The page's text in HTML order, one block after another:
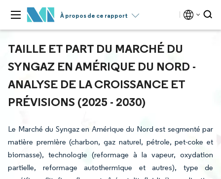
À propos de ce rapport
TAILLE ET PART DU MARCHÉ DU
SYNGAZ EN AMÉRIQUE DU NORD -
ANALYSE DE LA CROISSANCE ET
PRÉVISIONS (2025 - 2030)
Le Marché du Syngaz en Amérique du Nord est segmenté par
matière première (charbon, gaz naturel, pétrole, pet-coke et
biomasse), technologie (reformage à la vapeur, oxydation
partielle, reformage autothermique et autres), type de